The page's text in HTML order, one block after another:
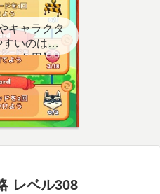
キャラクタ
いのはど
スト用】
レベル308